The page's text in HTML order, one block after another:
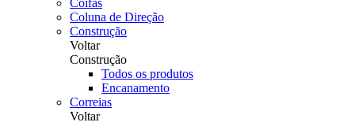
Coifas
Coluna de Direção
Construção
Voltar
Construção
Todos os produtos
Encanamento
Correias
Voltar